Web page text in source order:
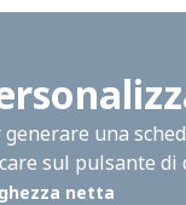
generare una
sul pulsante di
netta